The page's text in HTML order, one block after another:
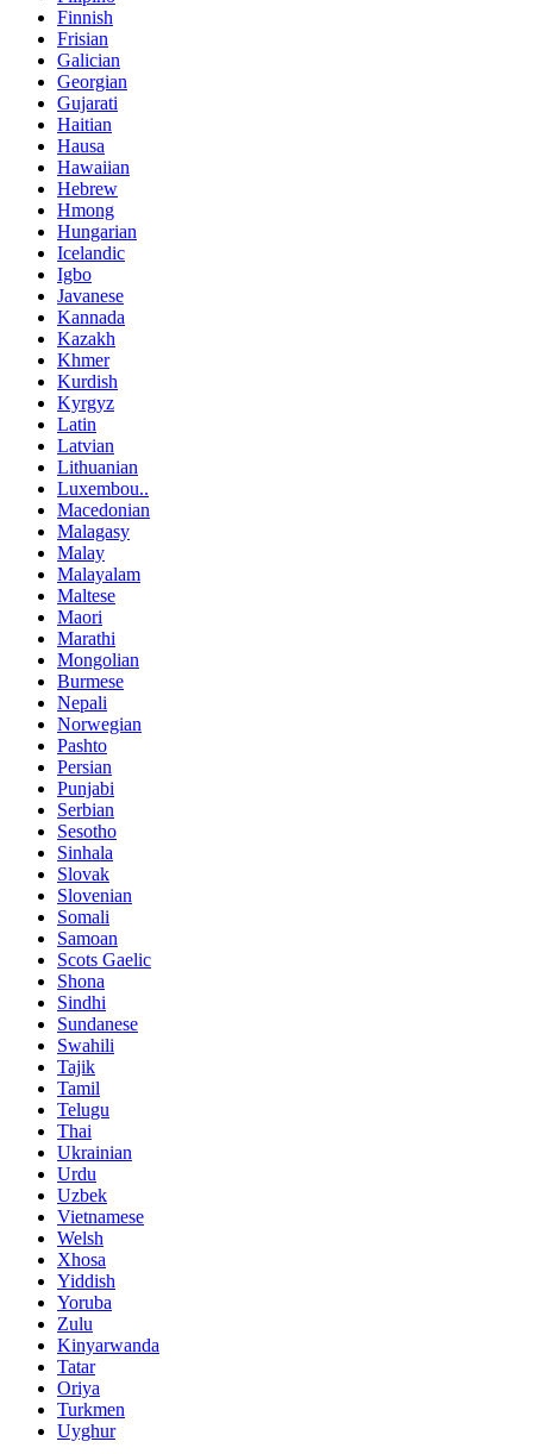
Finnish
Frisian
Galician
Georgian
Gujarati
Haitian
Hausa
Hawaiian
Hebrew
Hmong
Hungarian
Icelandic
Igbo
Javanese
Kannada
Kazakh
Khmer
Kurdish
Kyrgyz
Latin
Latvian
Lithuanian
Luxembou..
Macedonian
Malagasy
Malay
Malayalam
Maltese
Maori
Marathi
Mongolian
Burmese
Nepali
Norwegian
Pashto
Persian
Punjabi
Serbian
Sesotho
Sinhala
Slovak
Slovenian
Somali
Samoan
Scots Gaelic
Shona
Sindhi
Sundanese
Swahili
Tajik
Tamil
Telugu
Thai
Ukrainian
Urdu
Uzbek
Vietnamese
Welsh
Xhosa
Yiddish
Yoruba
Zulu
Kinyarwanda
Tatar
Oriya
Turkmen
Uyghur